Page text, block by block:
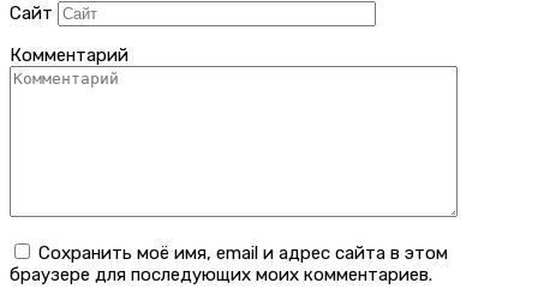
Сайт
Комментарий
Сохранить моё имя, email и адрес сайта в этом
браузере для последующих моих комментариев.